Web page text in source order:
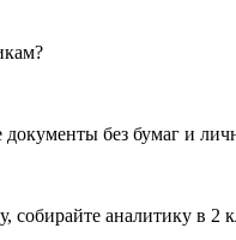
без бумаг и
собирайте аналитику в 2